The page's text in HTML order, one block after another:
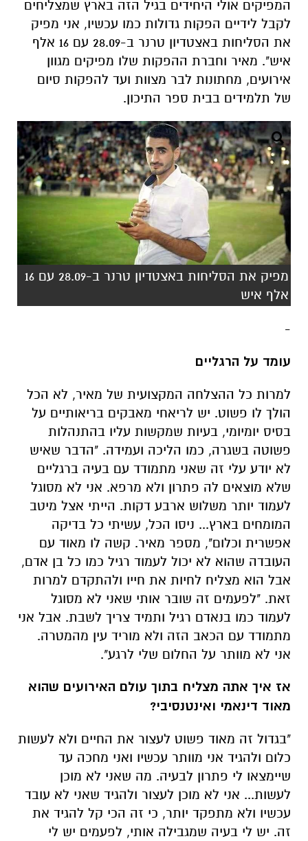
המפיקים אולי היחידים בגיל הזה בארץ שמצליחים
לקבל לידיים הפקות גדולות כמו עכשיו, אני מפיק
את הסליחות באצטדיון טרנר ב-28.09 עם 16 אלף
איש". מאיר וחברת ההפקות שלו מפיקים מגוון
אירועים, מחתונות לבר מצוות ועד להפקות סיום
של תלמידים בבית ספר התיכון.
מפיק את הסליחות באצטדיון טרנר ב-28.09 עם 16
אלף איש
-
עומד על הרגליים
למרות כל ההצלחה המקצועית של מאיר, לא הכל
הולך לו פשוט. יש לריאחי מאבקים בריאותיים על
בסיס יומיומי, בעיות שמקשות עליו בהתנהלות
פשוטה בשגרה, כמו הליכה ועמידה. "הדבר שאיש
לא יודע עלי זה שאני מתמודד עם בעיה ברגליים
שלא מוצאים לה פתרון ולא מרפא. אני לא מסוגל
לעמוד יותר משלוש ארבע דקות. הייתי אצל מיטב
המומחים בארץ... ניסו הכל, עשיתי כל בדיקה
אפשרית וכלום", מספר מאיר. קשה לו מאוד עם
העובדה שהוא לא יכול לעמוד רגיל כמו כל בן אדם,
אבל הוא מצליח לחיות את חייו ולהתקדם למרות
זאת. "לפעמים זה שובר אותי שאני לא מסוגל
לעמוד כמו בנאדם רגיל ותמיד צריך לשבת. אבל אני
מתמודד עם הכאב הזה ולא מוריד עין מהמטרה.
אני לא מוותר על החלום שלי לרגע".
אז איך אתה מצליח בתוך עולם האירועים שהוא
מאוד דינאמי ואינטנסיבי?
"בגדול זה מאוד פשוט לעצור את החיים ולא לעשות
כלום ולהגיד אני מוותר עכשיו ואני מחכה עד
שיימצאו לי פתרון לבעיה. מה שאני לא מוכן
לעשות... אני לא מוכן לעצור ולהגיד שאני לא עובד
עכשיו ולא מתפקד יותר, כי זה הכי קל להגיד את
זה. יש לי בעיה שמגבילה אותי, לפעמים יש לי